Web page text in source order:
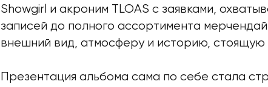
Showgirl и акроним TLOAS с заявками,
записей до полного ассортимента
внешний вид, атмосферу и историю, стоящую
Презентация альбома сама по себе стала